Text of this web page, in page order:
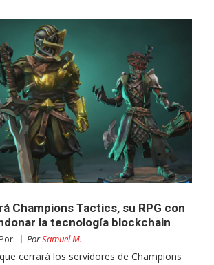
Champions Tactics, su RPG con
la tecnología blockchain
PorSamuel M.
cerrará los servidores de Champions